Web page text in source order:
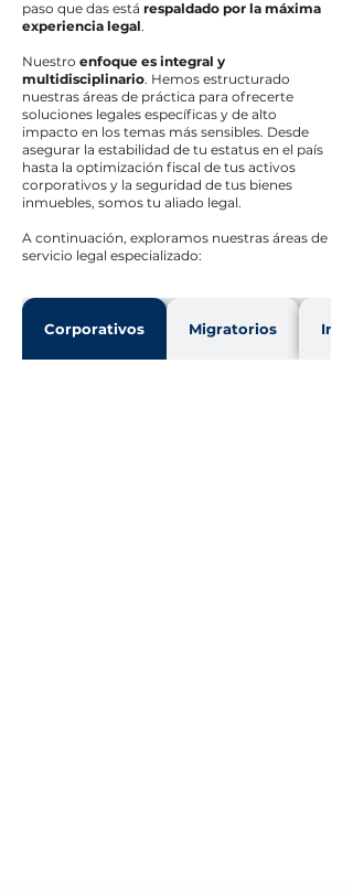
paso que das está respaldado por la máxima
experiencia legal.
Nuestro enfoque es integral y
multidisciplinario. Hemos estructurado
nuestras áreas de práctica para ofrecerte
soluciones legales específicas y de alto
impacto en los temas más sensibles. Desde
asegurar la estabilidad de tu estatus en el país
hasta la optimización fiscal de tus activos
corporativos y la seguridad de tus bienes
inmuebles, somos tu aliado legal.
A continuación, exploramos nuestras áreas de
servicio legal especializado:
Corporativos Migratorios